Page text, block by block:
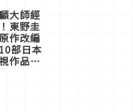
分即達
大師經
東野圭
作改編
部日本
作品推